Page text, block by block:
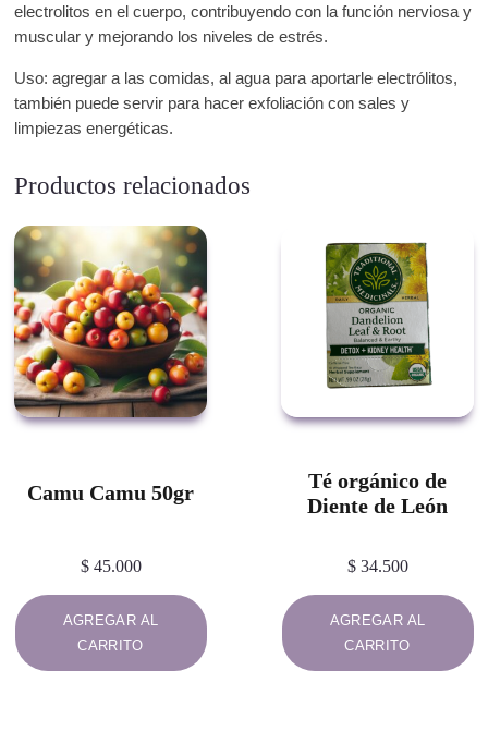
electrolitos en el cuerpo, contribuyendo con la función nerviosa y
muscular y mejorando los niveles de estrés.
Uso: agregar a las comidas, al agua para aportarle electrólitos,
también puede servir para hacer exfoliación con sales y
limpiezas energéticas.
Productos relacionados
Camu Camu 50gr
$45.000
AGREGAR AL
CARRITO
Té orgánico de
Diente de León
$34.500
AGREGAR AL
CARRITO